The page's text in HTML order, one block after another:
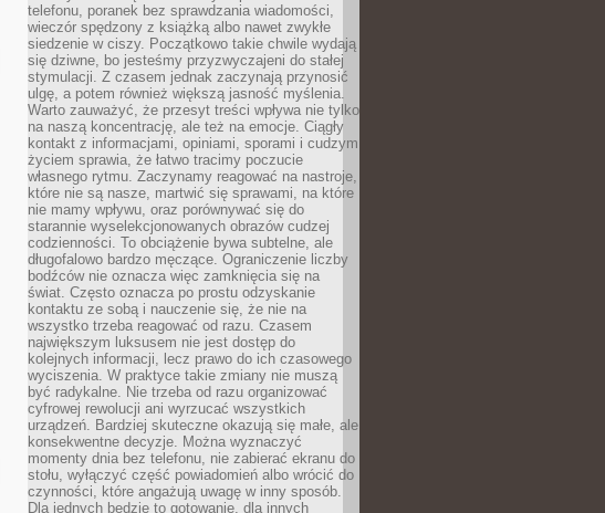
telefonu, poranek bez sprawdzania wiadomości,
wieczór spędzony z książką albo nawet zwykłe
siedzenie w ciszy. Początkowo takie chwile wydają
się dziwne, bo jesteśmy przyzwyczajeni do stałej
stymulacji. Z czasem jednak zaczynają przynosić
ulgę, a potem również większą jasność myślenia.
Warto zauważyć, że przesyt treści wpływa nie tylko
na naszą koncentrację, ale też na emocje. Ciągły
kontakt z informacjami, opiniami, sporami i cudzym
życiem sprawia, że łatwo tracimy poczucie
własnego rytmu. Zaczynamy reagować na nastroje,
które nie są nasze, martwić się sprawami, na które
nie mamy wpływu, oraz porównywać się do
starannie wyselekcjonowanych obrazów cudzej
codzienności. To obciążenie bywa subtelne, ale
długofalowo bardzo męczące. Ograniczenie liczby
bodźców nie oznacza więc zamknięcia się na
świat. Często oznacza po prostu odzyskanie
kontaktu ze sobą i nauczenie się, że nie na
wszystko trzeba reagować od razu. Czasem
największym luksusem nie jest dostęp do
kolejnych informacji, lecz prawo do ich czasowego
wyciszenia. W praktyce takie zmiany nie muszą
być radykalne. Nie trzeba od razu organizować
cyfrowej rewolucji ani wyrzucać wszystkich
urządzeń. Bardziej skuteczne okazują się małe, ale
konsekwentne decyzje. Można wyznaczyć
momenty dnia bez telefonu, nie zabierać ekranu do
stołu, wyłączyć część powiadomień albo wrócić do
czynności, które angażują uwagę w inny sposób.
Dla jednych będzie to gotowanie, dla innych